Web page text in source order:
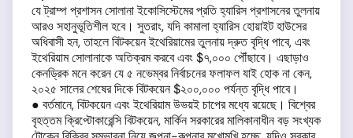
যে ট্রাম্প প্রশাসন সোলানা ইকোসিস্টেমের প্রতি হ্যারিস প্রশাসনের তুলনায়
আরও সহানুভূতিশীল হবে। সুতরাং, যদি কামালা হ্যারিস হোয়াইট হাউসের
অধিবাসী হন, তাহলে বিটকয়েন ইথেরিয়ামের তুলনায় দ্রুত বৃদ্ধি পাবে, এবং
ইথেরিয়াম সোলানাকে অতিক্রম করবে এবং $৭,০০০ পৌঁছাবে। এছাড়াও
কেনড্রিক মনে করেন যে ৫ নভেম্বর নির্বাচনের ফলাফল যাই হোক না কেন,
২০২৫ সালের শেষের দিকে বিটকয়েন $২০০,০০০ পর্যন্ত বৃদ্ধি পাবে।
● বর্তমানে, বিটকয়েন এবং ইথেরিয়াম উভয়ই চাপের মধ্যে রয়েছে। বিশ্বের
বৃহত্তম ক্রিপ্টোকারেন্সি বিটকয়েন, মার্কিন সরকারের মালিকানাধীন বড় সংখ্যক